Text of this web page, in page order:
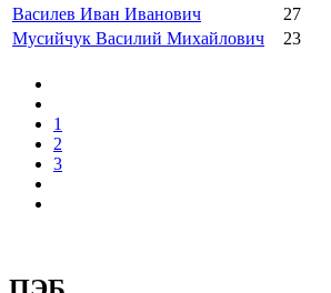
Василев Иван Иванович
27
Мусийчук Василий Михайлович
23
1
2
3